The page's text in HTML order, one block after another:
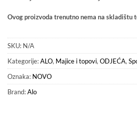
Ovog proizvoda trenutno nema na skladištu
SKU: N/A
Kategorije:ALO, Majice i topovi, ODJEĆA,
Oznaka: NOVO
Brand:Alo